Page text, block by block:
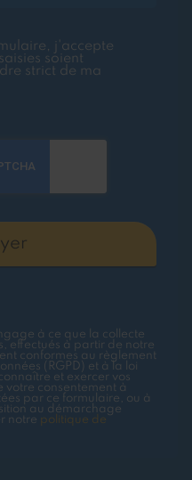
j'accepte
soient
strict de ma
à ce que la collecte
effectués à partir de notre
conformes au règlement
(RGPD) et à la loi
et exercer vos
votre consentement à
par ce formulaire, ou à
au démarchage
notre politique de